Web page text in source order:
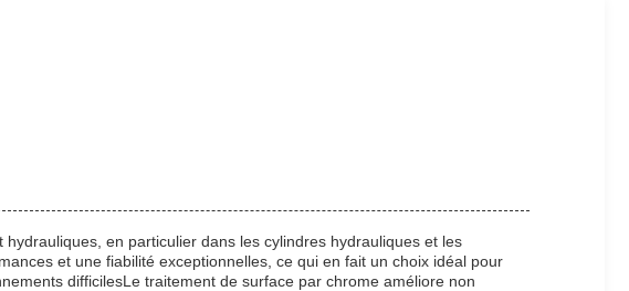
en particulier dans les cylindres hydrauliques et les
et une fiabilité exceptionnelles, ce qui en fait un choix idéal pour
difficilesLe traitement de surface par chrome améliore non